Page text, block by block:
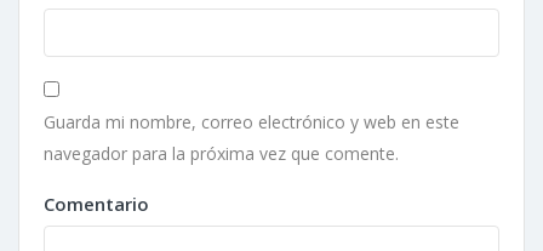
Guarda mi nombre, correo electrónico y web en este
navegador para la próxima vez que comente.
Comentario